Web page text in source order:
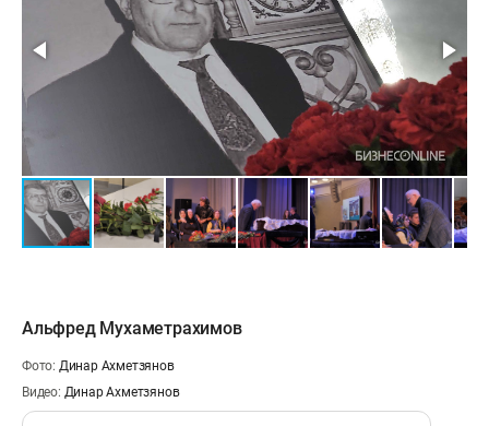
Альфред Мухаметрахимов
Фото: Динар Ахметзянов
Видео: Динар Ахметзянов